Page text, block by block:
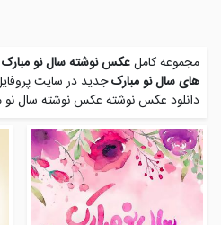
مجموعه کاملعکس نوشته سال نو مبارک
های سال نو مبارکجدید در سایت
دانلود عکس نوشته عکس نوشته سال نو